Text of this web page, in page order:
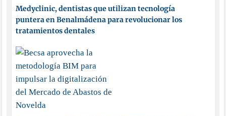
Medyclinic, dentistas que utilizan tecnología
puntera en Benalmádena para revolucionar los
tratamientos dentales